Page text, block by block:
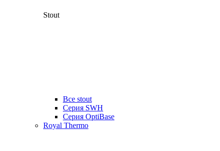
Stout
Все stout
Серия SWH
Cерия OptiBase
Royal Thermo